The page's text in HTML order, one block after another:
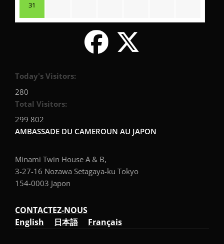
31
Today's Visitors:
280
Total Visitors:
299 802
AMBASSADE DU CAMEROUN AU JAPON
Minami Twin House A & B,
3-27-16 Nozawa Setagaya-ku Tokyo
154-0003 Japon
CONTACTEZ-NOUS
English
日本語 Français